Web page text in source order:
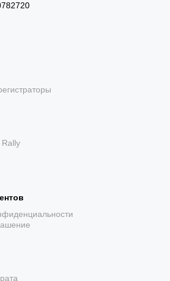
кэдди
ударов; диаграмма рассеивания
возможные препятствия.